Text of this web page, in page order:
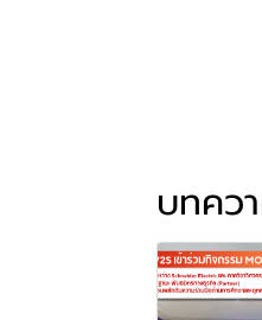
บทคว